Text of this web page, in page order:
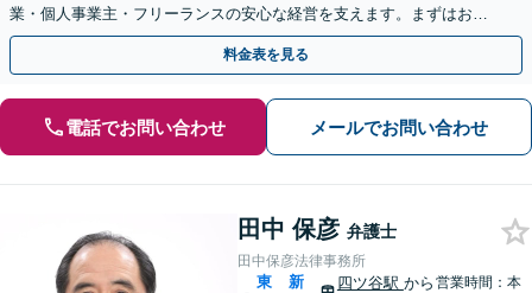
業・個人事業主・フリーランスの安心な経営を支えます。まずはお気
軽にご相談ください【秘密厳守】【休日・夜間相談可】
料金表を見る
電話でお問い合わせ メールでお問い合わせ
田中 保彦 弁護士
田中保彦法律事務所
東
新
四ツ谷駅 から 営業時間：本